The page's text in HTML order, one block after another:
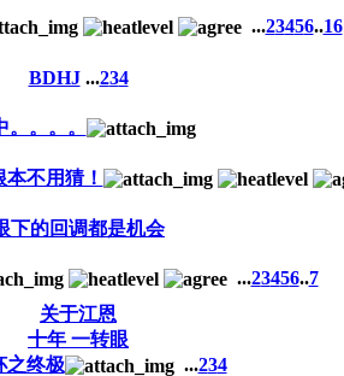
...23456..16
BDHJ...234
。。。。
不用猜！
下的回调都是机会
...23456..7
关于江恩
十年 一转眼
之终极
...234